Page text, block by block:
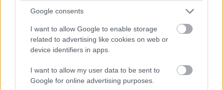
Google consents
I want to allow Google to enable storage
related to advertising like cookies on web or
device identifiers in apps.
I want to allow my user data to be sent to
Google for online advertising purposes.